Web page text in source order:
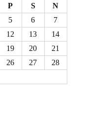
P S
N
5 6
7
12 13
14
19 20
21
26 27
28